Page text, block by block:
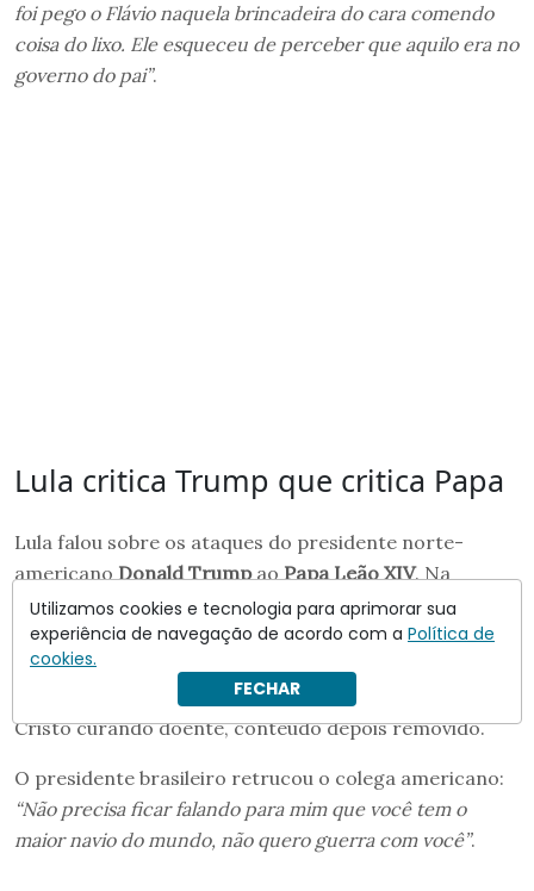
foi pego o Flávio naquela brincadeira do cara comendo
coisa do lixo. Ele esqueceu de perceber que aquilo era no
governo do pai”.
Lula critica Trump que critica Papa
Lula falou sobre os ataques do presidente norte-
americanoDonald TrumpaoPapa Leão XIV. Na
semana passada, Trump declarou não ser “grande fã”
do líder católico, acusando-o de“brincar”com o Irã e
sua busca por capacidade nuclear. Trump publicou
posteriormente foto representando-se como Jesus
Cristo curando doente, conteúdo depois removido.
O presidente brasileiro retrucou o colega americano:
“Não precisa ficar falando para mim que você tem o
maior navio do mundo, não quero guerra com você”.
Utilizamos cookies e tecnologia para aprimorar sua
experiência de navegação de acordo com a Política de
cookies.
FECHAR